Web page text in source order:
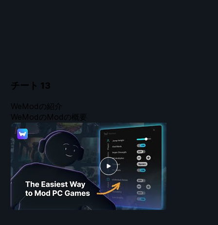
チート 13
WeModの紹介
WeModのModの概要